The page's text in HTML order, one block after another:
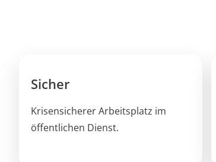
Sicher
Krisensicherer Arbeitsplatz im
öffentlichen Dienst.